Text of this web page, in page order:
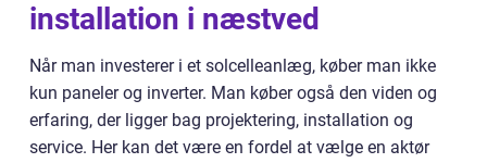
installation i næstved
Når man investerer i et solcelleanlæg, køber man ikke
kun paneler og inverter. Man køber også den viden og
erfaring, der ligger bag projektering, installation og
service. Her kan det være en fordel at vælge en aktør